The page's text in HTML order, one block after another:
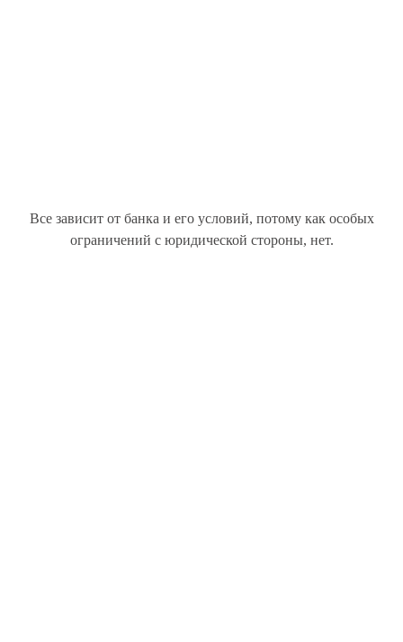
Все зависит от банка и его условий, потому как особых
ограничений с юридической стороны, нет.